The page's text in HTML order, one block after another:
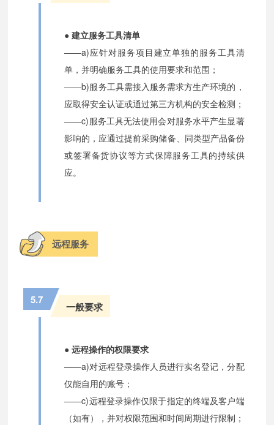
● 建立服务工具清单
——a)应针对服务项目建立单独的服务工具清
单，并明确服务工具的使用要求和范围；
——b)服务工具需接入服务需求方生产环境的，
应取得安全认证或通过第三方机构的安全检测；
——c)服务工具无法使用会对服务水平产生显著
影响的，应通过提前采购储备、同类型产品备份
或签署备货协议等方式保障服务工具的持续供
应。
远程服务
5.7
一般要求
● 远程操作的权限要求
——a)对远程登录操作人员进行实名登记，分配
仅能自用的账号；
——c)远程登录操作仅限于指定的终端及客户端
（如有），并对权限范围和时间周期进行限制；